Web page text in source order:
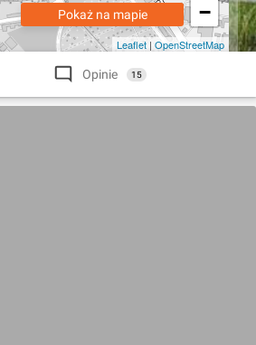
−
Leaflet | OpenStreetMap
Pokaż na mapie
Opinie 15